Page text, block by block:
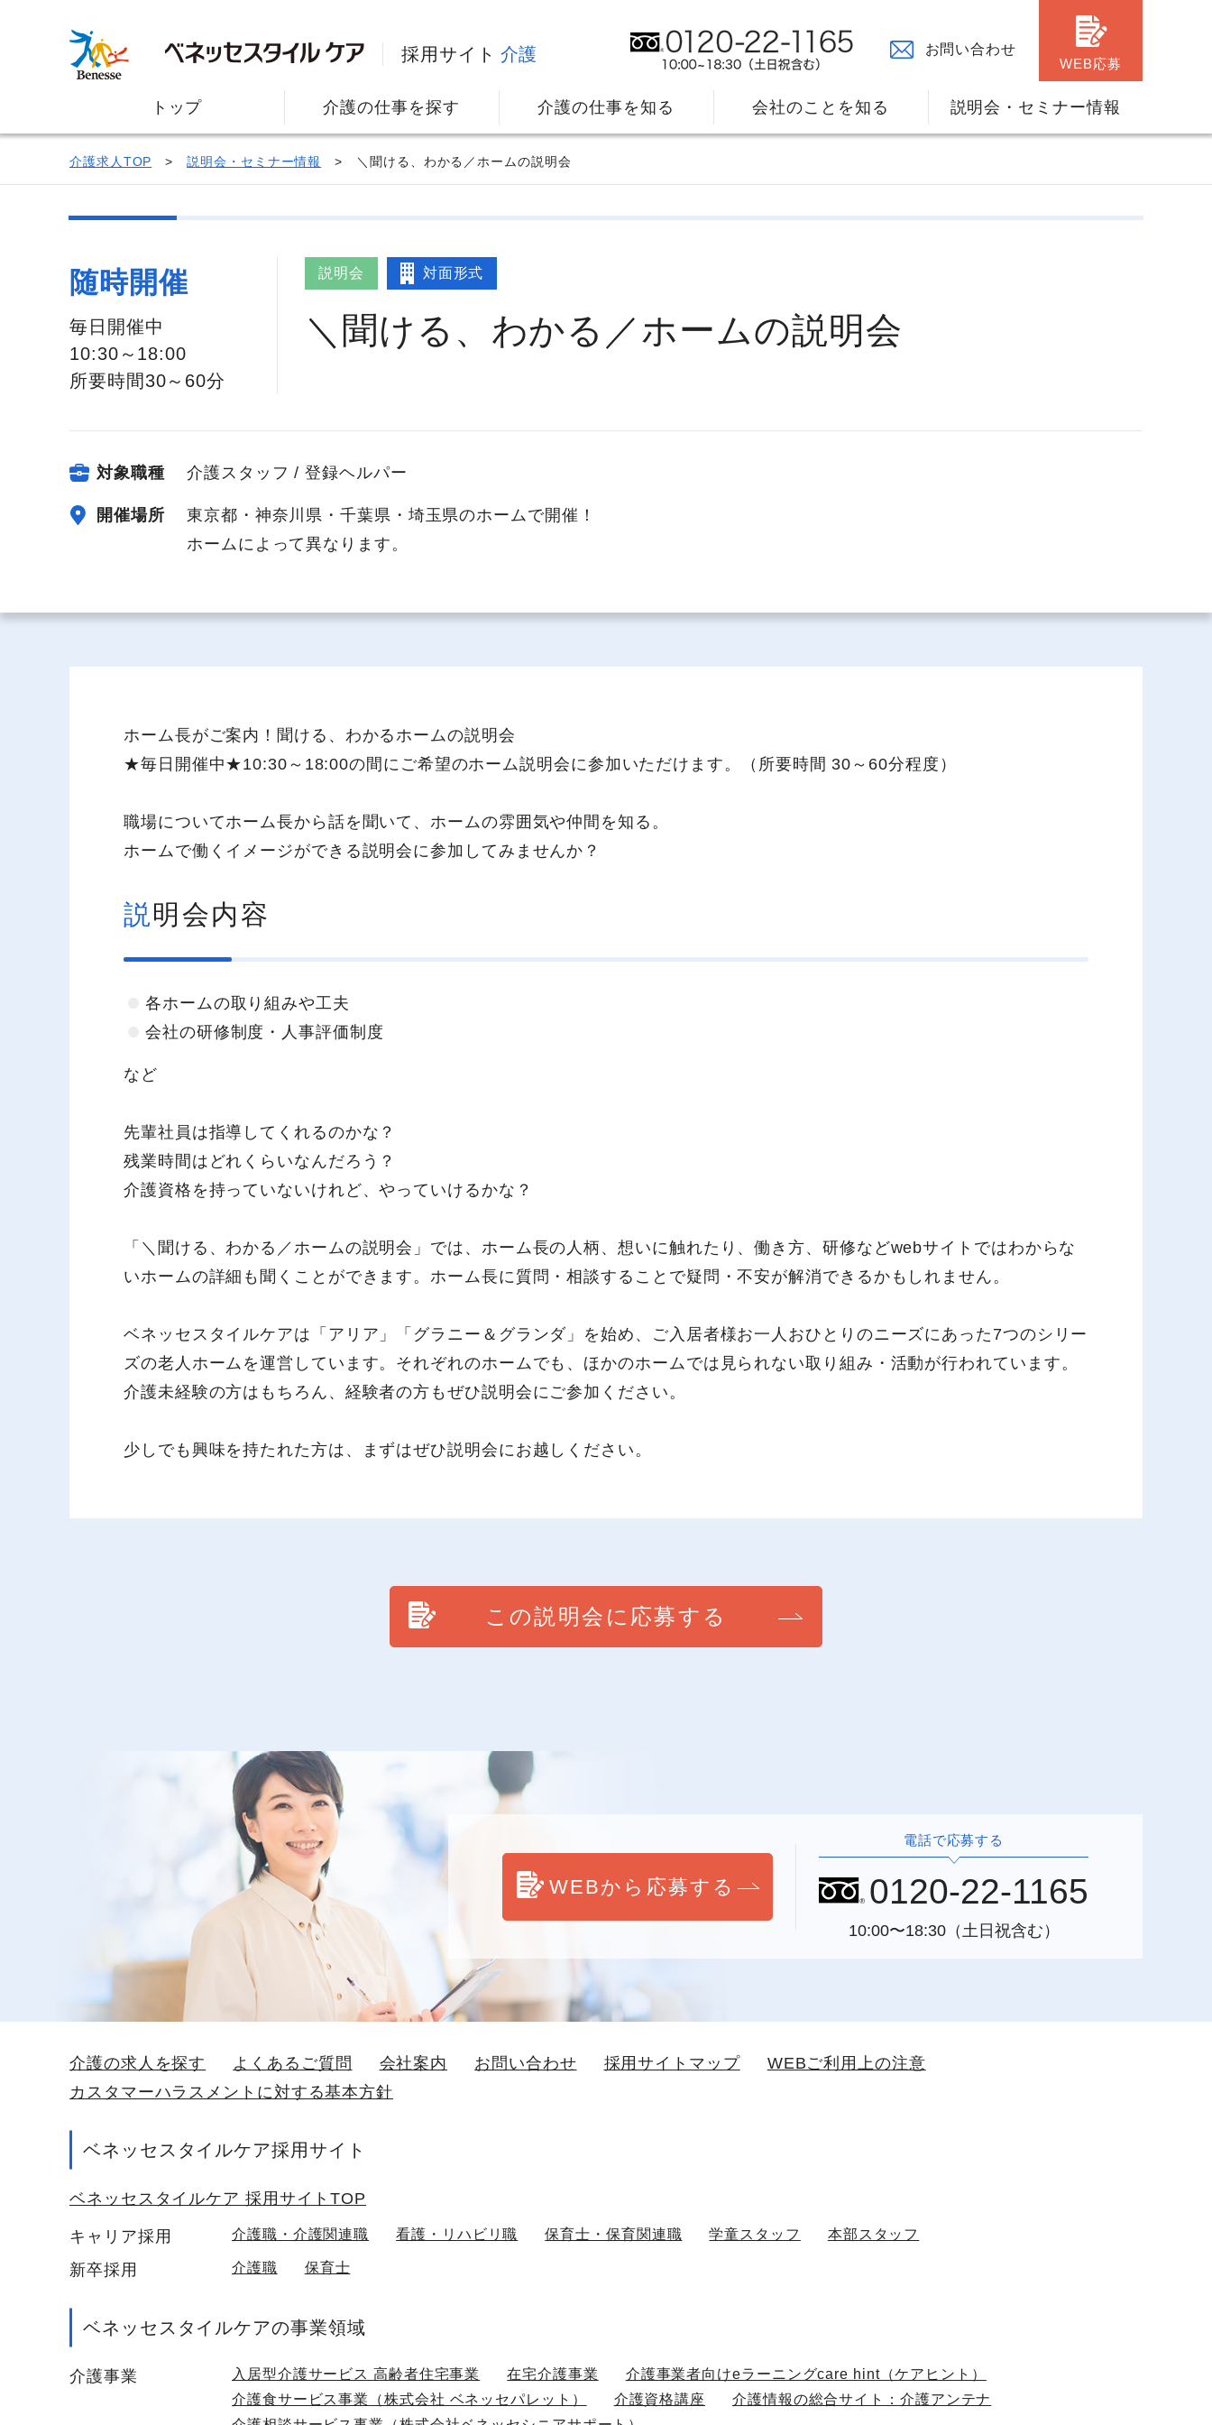
採用サイト 介護
お問い合わせ
WEB応募
トップ 介護の仕事を探す 介護の仕事を知る
給与制度
教育・研修のサポート キャリアプランのサポート
資格取得サポート制度
会社のことを知る
スタッフインタビュー
社⻑メッセージ 我々の原点
社員主役のプロジェクト
説明会・セミナー情報
介護求人TOP 説明会・セミナー情報 ＼聞ける、わかる／ホームの説明会
随時開催
毎日開催中
10:30～18:00
所要時間30～60分
説明会 対面形式
＼聞ける、わかる／ホームの説明会
対象職種 介護スタッフ / 登録ヘルパー
開催場所
東京都・神奈川県・千葉県・埼玉県のホームで開催！
ホームによって異なります。
ホーム長がご案内！聞ける、わかるホームの説明会
★毎日開催中★10:30～18:00の間にご希望のホーム説明会に参加いただけます。（所要時間 30～60分程度）
職場についてホーム長から話を聞いて、ホームの雰囲気や仲間を知る。
ホームで働くイメージができる説明会に参加してみませんか？
説明会内容
各ホームの取り組みや工夫
会社の研修制度・人事評価制度
など
先輩社員は指導してくれるのかな？
残業時間はどれくらいなんだろう？
介護資格を持っていないけれど、やっていけるかな？
「＼聞ける、わかる／ホームの説明会」では、ホーム長の人柄、想いに触れたり、働き方、研修などwebサイトではわからな
いホームの詳細も聞くことができます。ホーム長に質問・相談することで疑問・不安が解消できるかもしれません。
ベネッセスタイルケアは「アリア」「グラニー＆グランダ」を始め、ご入居者様お一人おひとりのニーズにあった7つのシリー
ズの老人ホームを運営しています。それぞれのホームでも、ほかのホームでは見られない取り組み・活動が行われています。
介護未経験の方はもちろん、経験者の方もぜひ説明会にご参加ください。
少しでも興味を持たれた方は、まずはぜひ説明会にお越しください。
この説明会に応募する
WEBから 応募する
電話で応募する
0120-22-1165
10:00〜18:30（土日祝含む）
介護の求人を探す よくあるご質問 会社案内 お問い合わせ 採用サイトマップ
WEBご利用上の注意
カスタマーハラスメントに対する基本方針
ベネッセスタイルケア採用サイト
ベネッセスタイルケア 採用サイトTOP
キャリア採用 介護職・介護関連職 看護・リハビリ職 保育士・保育関連職 学童スタッフ 本部スタッフ
新卒採用 介護職 保育士
ベネッセスタイルケアの事業領域
介護事業 入居型介護サービス 高齢者住宅事業 在宅介護事業 介護事業者向けeラーニングcare hint（ケアヒント）
介護食サービス事業
（株式会社 ベネッセパレット） 介護資格講座
介護情報の総合サイト：介護アンテナ